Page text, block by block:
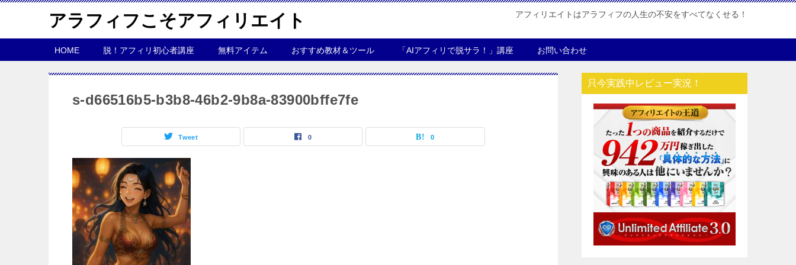
アラフィフこそアフィリエイト アフィリエイトはアラフィフの人生の不安をすべてなくせる！
HOME 脱！アフィリ初心者講座 無料アイテム おすすめ教材＆ツール 「AIアフィリで脱サラ！」講座 お問い合わせ
s-d66516b5-b3b8-46b2-9b8a-83900bffe7fe
Tweet 0 0
只今実践中レビュー実況！